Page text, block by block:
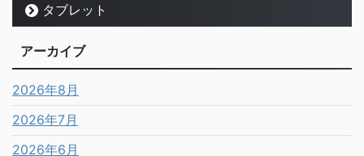
タブレット
アーカイブ
2026年8月
2026年7月
2026年6月